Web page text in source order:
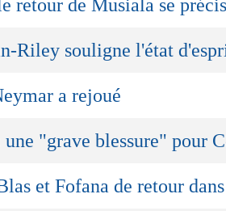
retour de Musiala se
Riley souligne l'état
a rejoué
une "grave blessure" pour
et Fofana de retour